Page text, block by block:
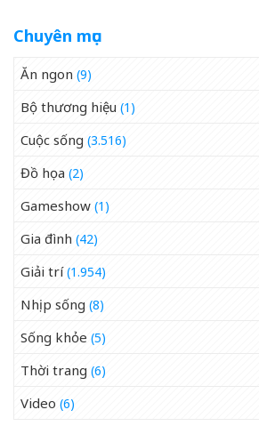
Chuyên mục
Ăn ngon (9)
Bộ thương hiệu (1)
Cuộc sống (3.516)
Đồ họa (2)
Gameshow (1)
Gia đình (42)
Giải trí(1.954)
Nhịp sống (8)
Sống khỏe (5)
Thời trang (6)
Video (6)